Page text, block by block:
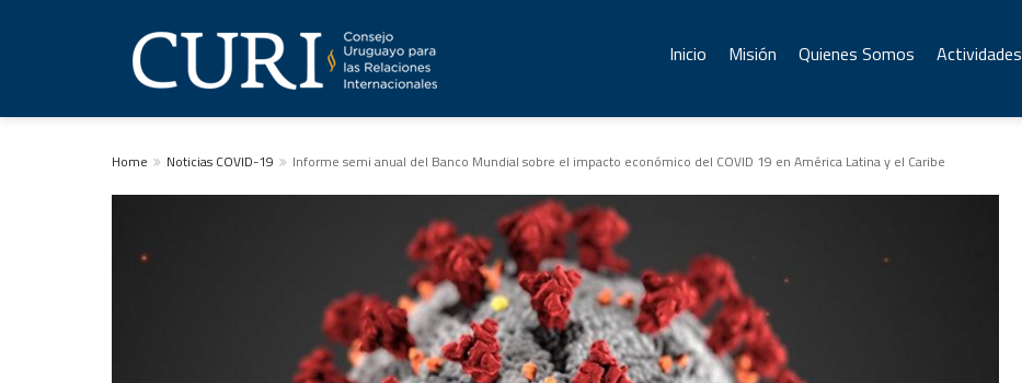
Inicio Misión Quienes Somos Actividades
Home Noticias COVID-19 Informe semi anual del Banco Mundial sobre el impacto económico del COVID 19 en América Latina y el Caribe